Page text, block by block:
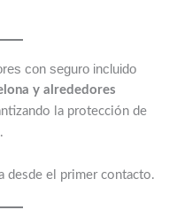
con seguro incluido
y alrededores
la protección de
desde el primer contacto.